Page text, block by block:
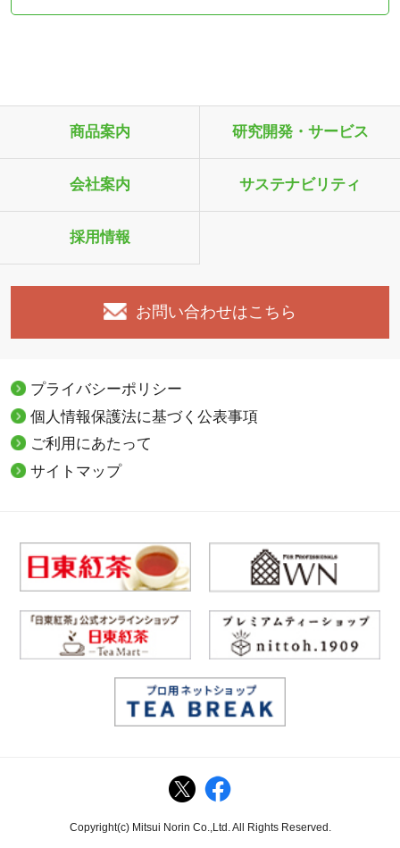
商品案内 研究開発・サービス
会社案内 サステナビリティ
採用情報
お問い合わせはこちら
プライバシーポリシー
個人情報保護法に基づく公表事項
ご利用にあたって
サイトマップ
Copyright(c) Mitsui Norin Co.,Ltd. All Rights Reserved.